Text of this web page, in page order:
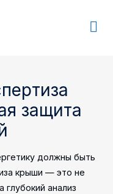
защита
должны быть
крыши — это не
анализ